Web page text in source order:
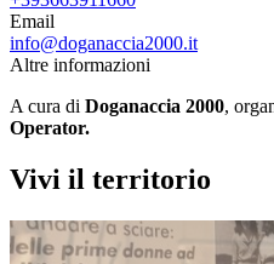
Email
info@doganaccia2000.it
Altre informazioni
A cura di Doganaccia 2000,
Operator.
Vivi il territorio